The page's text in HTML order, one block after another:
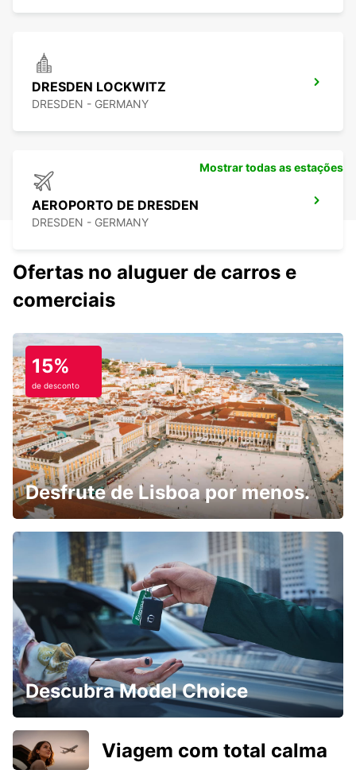
DRESDEN LOCKWITZ
DRESDEN - GERMANY
AEROPORTO DE DRESDEN
DRESDEN - GERMANY
Mostrar todas as estações
Ofertas no aluguer de carros e
comerciais
15%
de desconto
Desfrute de Lisboa por menos.
Descubra Model Choice
Viagem com total calma